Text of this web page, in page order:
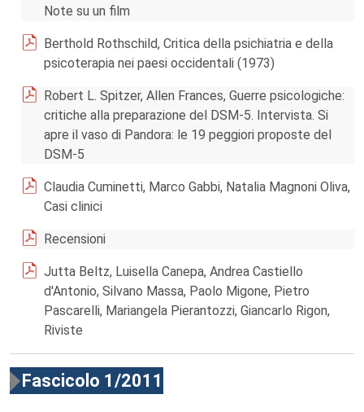
Note su un film
Berthold Rothschild, Critica della psichiatria e della
psicoterapia nei paesi occidentali (1973)
Robert L. Spitzer, Allen Frances, Guerre psicologiche:
critiche alla preparazione del DSM-5. Intervista. Si
apre il vaso di Pandora: le 19 peggiori proposte del
DSM-5
Claudia Cuminetti, Marco Gabbi, Natalia Magnoni Oliva,
Casi clinici
Recensioni
Jutta Beltz, Luisella Canepa, Andrea Castiello
d'Antonio, Silvano Massa, Paolo Migone, Pietro
Pascarelli, Mariangela Pierantozzi, Giancarlo Rigon,
Riviste
Fascicolo 1/2011